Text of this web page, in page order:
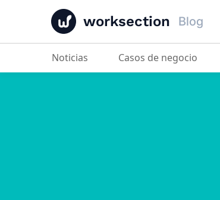
worksection Blog
Noticias Casos de negocio